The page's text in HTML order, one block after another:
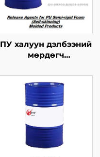
ПУ халуун дэлбээний
мөрдөгч
хэрэгсэл